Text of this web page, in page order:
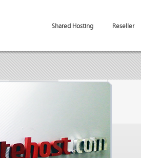
Shared Hosting Reseller